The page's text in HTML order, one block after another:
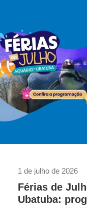
1 de julho de 2026
Férias de
Ubatuba: